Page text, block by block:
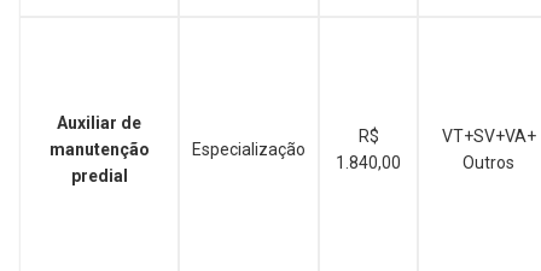
Auxiliar de
manutenção
predial
Especialização
R$
1.840,00
VT+SV+VA+
Outros